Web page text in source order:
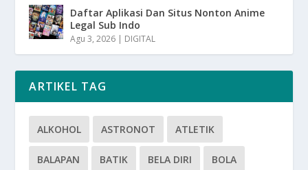
Daftar Aplikasi Dan Situs Nonton Anime
Legal Sub Indo
Agu 3, 2026 | DIGITAL
ARTIKEL TAG
ALKOHOL ASTRONOT ATLETIK
BALAPAN BATIK BELA DIRI BOLA